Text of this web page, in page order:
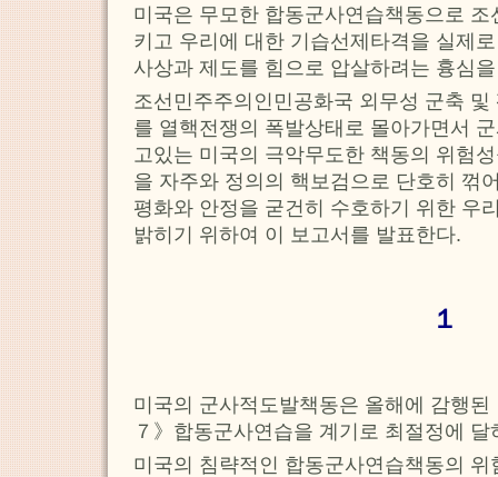
미국은 무모한 합동군사연습책동으로
키고 우리에 대한 기습선제타격을 실제
사상과 제도를 힘으로 압살하려는 흉심
조선민주주의인민공화국 외무성 군축
를 열핵전쟁의 폭발상태로 몰아가면서
고있는 미국의 극악무도한 책동의 위험
을 자주와 정의의 핵보검으로 단호히 꺾
평화와 안정을 굳건히 수호하기 위한 우
밝히기 위하여 이 보고서를 발표한다.
１
미국의 군사적도발책동은 올해에 감행
７》합동군사연습을 계기로 최절정에 달
미국의 침략적인 합동군사연습책동의